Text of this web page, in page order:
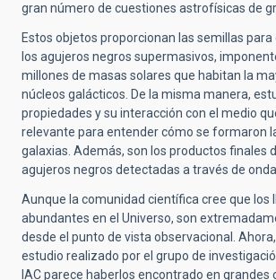
gran número de cuestiones astrofísicas de
Estos objetos proporcionan las semillas
los agujeros negros supermasivos,
millones de masas solares que habitan la
núcleos galácticos. De la misma manera,
propiedades y su interacción con el medio
relevante para entender cómo se formaron
galaxias. Además, son los productos finales
agujeros negros detectadas a través de
Aunque la comunidad científica cree que los
abundantes en el Universo, son
desde el punto de vista observacional.
estudio realizado por el grupo de
IACparece haberlos encontrado en grandes